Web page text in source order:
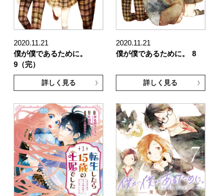
2020.11.21
僕が僕であるために。
9（完）
詳しく見る
2020.11.21
僕が僕であるために。
8
詳しく見る